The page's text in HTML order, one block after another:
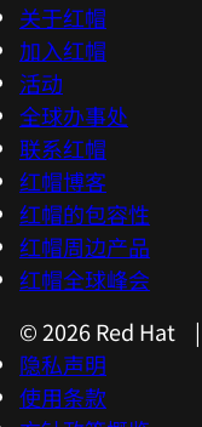
关于红帽
加入红帽
活动
全球办事处
联系红帽
红帽博客
红帽的包容性
红帽周边产品
红帽全球峰会
© 2026 Red Hat
隐私声明
使用条款